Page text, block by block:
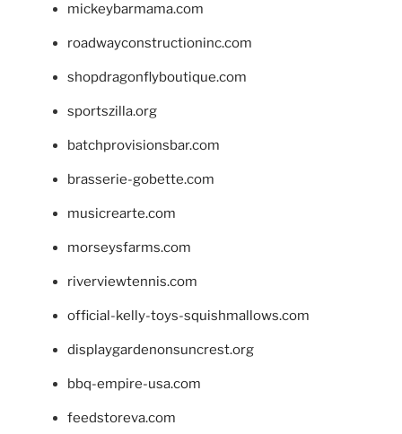
mickeybarmama.com
roadwayconstructioninc.com
shopdragonflyboutique.com
sportszilla.org
batchprovisionsbar.com
brasserie-gobette.com
musicrearte.com
morseysfarms.com
riverviewtennis.com
official-kelly-toys-squishmallows.com
displaygardenonsuncrest.org
bbq-empire-usa.com
feedstoreva.com